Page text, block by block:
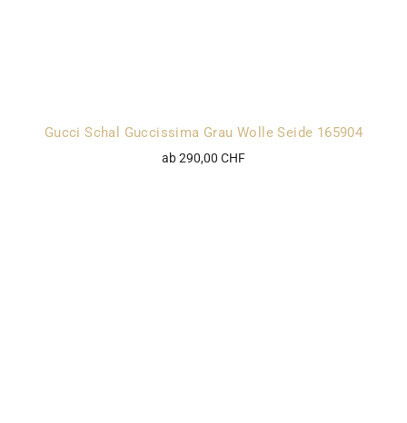
Gucci Schal Guccissima Grau Wolle Seide 165904
ab 290,00 CHF